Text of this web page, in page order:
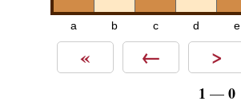
a b c d e
« ← >
1 — 0